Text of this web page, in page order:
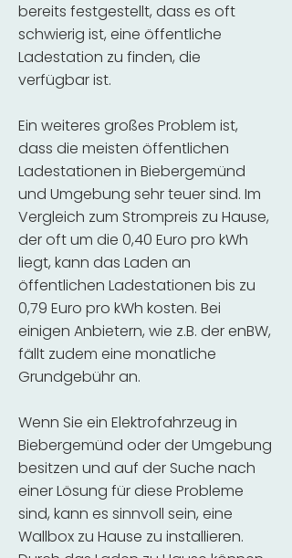
bereits festgestellt, dass es oft
schwierig ist, eine öffentliche
Ladestation zu finden, die
verfügbar ist.
Ein weiteres großes Problem ist,
dass die meisten öffentlichen
Ladestationen in Biebergemünd
und Umgebung sehr teuer sind. Im
Vergleich zum Strompreis zu Hause,
der oft um die 0,40 Euro pro kWh
liegt, kann das Laden an
öffentlichen Ladestationen bis zu
0,79 Euro pro kWh kosten. Bei
einigen Anbietern, wie z.B. der enBW,
fällt zudem eine monatliche
Grundgebühr an.
Wenn Sie ein Elektrofahrzeug in
Biebergemünd oder der Umgebung
besitzen und auf der Suche nach
einer Lösung für diese Probleme
sind, kann es sinnvoll sein, eine
Wallbox zu Hause zu installieren.